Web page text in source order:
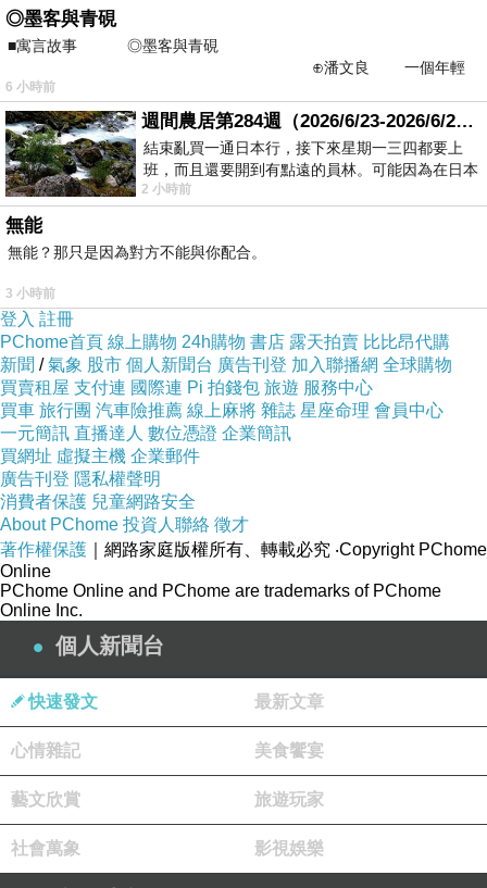
小節, 相貌慈悲從容, 處事乾脆利落. 雖然我從未
學過看相, 但在社會上也接觸過不少人, 所以多少
會有自己的眼光. 我跟霞姐, 可以說是一見如故.
霞姐全家都是善良的人, 也是有福之人. 跟他們相
處了短短幾天, 已經像一家人一樣, 對我照顧有加,
真誠以待. 想必是前生善緣, 今生再續. 霞姐全家
都是信佛的人, 供養佛堂, 捐建佛廟, 諸惡不作, 眾
善奉行, 是踏實的大善人. 霞姐的家族, 正好說明
我也是六月份認識曙正法師的, 雖然只有短短幾
個月, 從朋友聽來的, 從自己感受的, 法師是能文
能武, 慈悲智慧融一身, 心好相好, 是做大事成大
善的人, 將來定能把佛教正法發揚光大.
我信佛學佛三年, 學佛之後就開始每天早晚念經,
修心養性, 依教奉行, 朋友說我的相比沒學佛之前
善良了, 得到別人的欣賞, 自己感到非常鼓舞, 也
更精進了, 朝著福慧雙修的目標前行, 只求付出,
不問回報, 覺得做人要有目標和理想, 才不枉此生,
老來無憾.
現在科技愈來愈發達, 物資愈來愈豐富, 但人的貪
心養性, 把貪念和欲望減輕, 取之中道, 盡自己的
能力, 以正當的手法去獲取應有的回報, 捨去非分
之想, 培養慈善喜捨的愛心.
行善最樂 知足長樂,一個人的快樂
是因為擁有的多
而是計較得少.
◎墨客與青硯
■寓言故事 ◎墨客與青硯
⊕潘文良 一個年輕
的墨客，在京城的古玩肆裡
6 小時前
週間農居第284週（2026/6/23-2026/6/24) 夏至 金黃稻浪洋溢豐收喜悅
結束亂買一通日本行，接下來星期一三四都要上
班，而且還要開到有點遠的員林。可能因為在日本
花不少錢，星期一出門上班時，心裡沒有一
2 小時前
無能
無能？那只是因為對方不能與你配合。
3 小時前
登入 註冊
PChome首頁 線上購物 24h購物 書店 露天拍賣 比比昂代購
新聞 /氣象 股市 個人新聞台 廣告刊登 加入聯播網 全球購物
買賣租屋 支付連 國際連 Pi 拍錢包 旅遊 服務中心
買車 旅行團 汽車險推薦 線上麻將 雜誌 星座命理 會員中心
一元簡訊 直播達人 數位憑證 企業簡訊
買網址 虛擬主機 企業郵件
廣告刊登 隱私權聲明
消費者保護 兒童網路安全
About PChome 投資人聯絡 徵才
著作權保護 ｜網路家庭版權所有、轉載必究 ‧Copyright PChome
Online
PChome Online and PChome are trademarks of PChome
Online Inc.
個人新聞台
快速發文 最新文章
心情雜記 美食饗宴
藝文欣賞 旅遊玩家
社會萬象 影視娛樂